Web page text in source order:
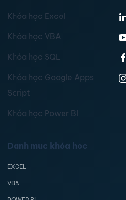
Khóa học Excel
Khóa học VBA
Khóa học SQL
Khóa học Google Apps
Script
Khóa học Power BI
Danh mục khóa học
EXCEL
VBA